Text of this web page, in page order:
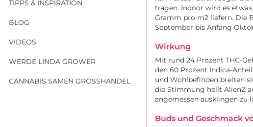
tragen. Indoor wird es
Gramm pro m2 liefern. Die
September bis Anfang
Wirkung
Mit rund 24 Prozent THC-
den 60 Prozent Indica-
und Wohlbefinden breiten
die Stimmung hellt AlienZ
angemessen ausklingen zu
Buds und Geschmack
TIPPS & INSPIRATION
BLOG
VIDEOS
WERDE LINDA GROWER
CANNABIS SAMEN GROSSHANDEL